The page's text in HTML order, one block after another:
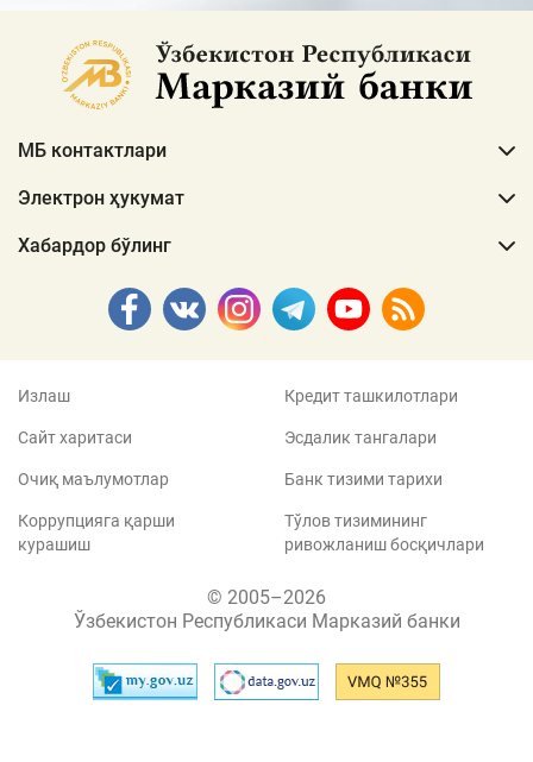
МБ контактлари
Электрон ҳукумат
Хабардор бўлинг
Излаш
Сайт харитаси
Очиқ маълумотлар
Коррупцияга қарши
курашиш
Кредит ташкилотлари
Эсдалик тангалари
Банк тизими тарихи
Тўлов тизимининг
ривожланиш босқичлари
© 2005–2026
Ўзбекистон Республикаси Марказий банки